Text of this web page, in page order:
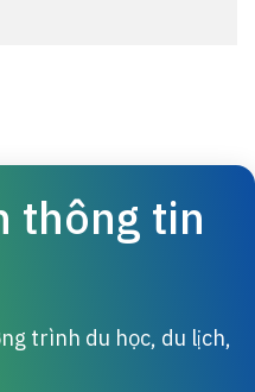
thông tin
trình du học, du lịch,